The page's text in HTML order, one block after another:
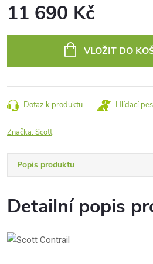
11 690 Kč
VLOŽIT DO
Dotaz k produktu Hlídací pes
Značka:Scott
Popis produktu
Detailní popis